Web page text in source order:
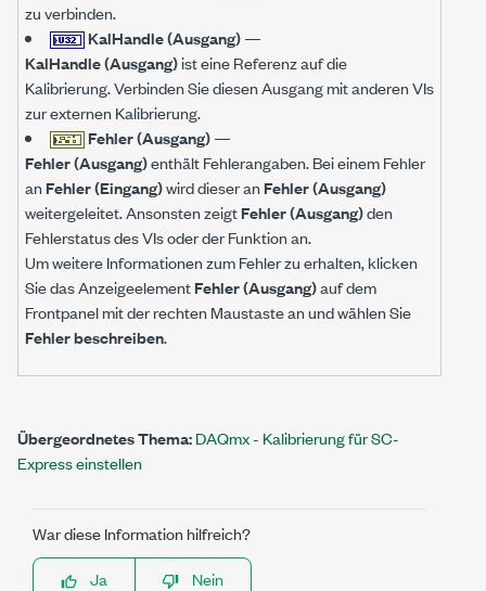
zu verbinden.
KalHandle (Ausgang)—
KalHandle (Ausgang)ist eine Referenz auf die
Kalibrierung. Verbinden Sie diesen Ausgang mit anderen VIs
zur externen Kalibrierung.
Fehler (Ausgang)—
Fehler (Ausgang)enthält Fehlerangaben. Bei einem Fehler
anFehler (Eingang)wird dieser anFehler (Ausgang)
weitergeleitet. Ansonsten zeigtFehler (Ausgang)den
Fehlerstatus des VIs oder der Funktion an.
Um weitere Informationen zum Fehler zu erhalten, klicken
Sie das AnzeigeelementFehler (Ausgang)auf dem
Frontpanel mit der rechten Maustaste an und wählen Sie
Fehler beschreiben.
Übergeordnetes Thema:DAQmx - Kalibrierung für SC-
Express einstellen
War diese Information hilfreich?
Ja
Nein